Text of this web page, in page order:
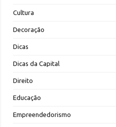
Cultura
Decoração
Dicas
Dicas da Capital
Direito
Educação
Empreendedorismo